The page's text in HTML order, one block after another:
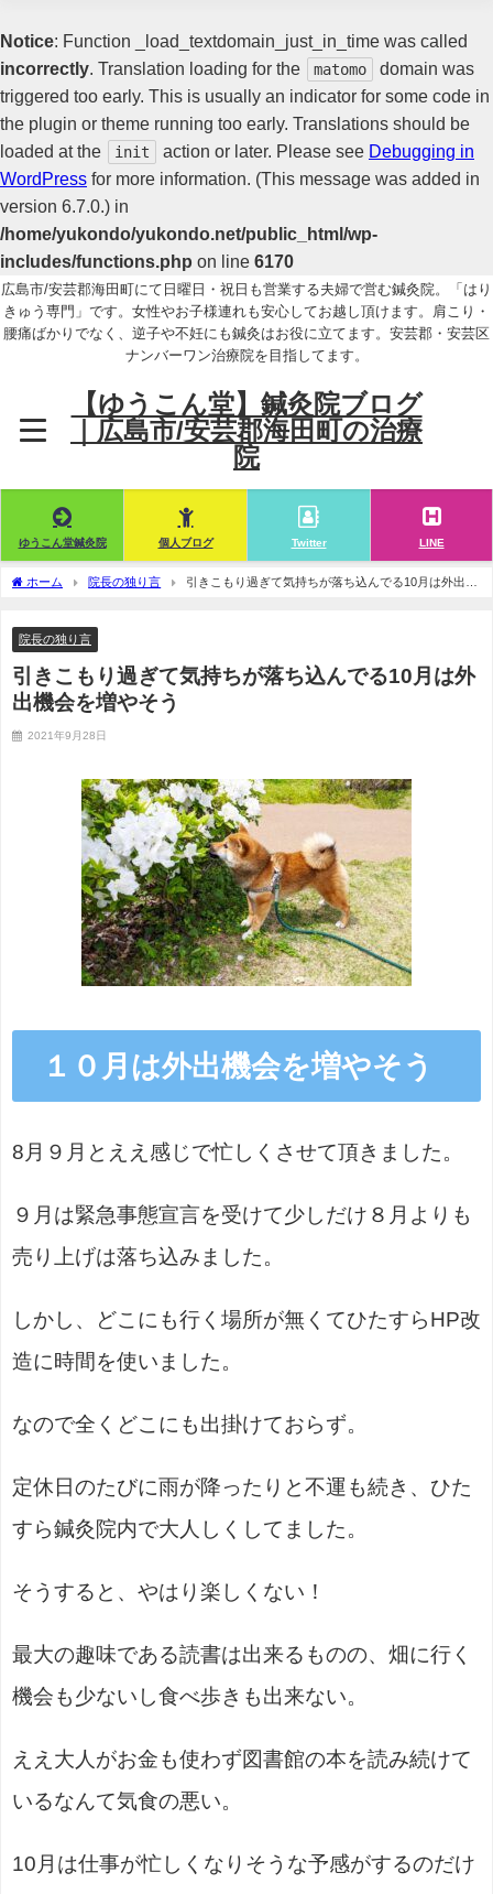
Notice: Function _load_textdomain_just_in_time was called
incorrectly . Translation loading for the matomo
domain was
triggered too early. This is usually an indicator for some code in
the plugin or theme running too early. Translations should be
loaded at the
init action or later. Please see Debugging in
WordPress for more information. (This message was added in
version 6.7.0.) in
/home/yukondo/yukondo.net/public_html/wp-
includes/functions.php on line 6170
広島市/安芸郡海田町にて日曜日・祝日も営業する夫婦で営む鍼灸院。「はり
きゅう専門」です。女性やお子様連れも安心してお越し頂けます。肩こり・
腰痛ばかりでなく、逆子や不妊にも鍼灸はお役に立てます。安芸郡・安芸区
ナンバーワン治療院を目指してます。
【ゆうこん堂】鍼灸院ブログ
｜広島市/安芸郡海田町の治療
院
ゆうこん堂鍼灸院 個人ブログ Twitter LINE
ホーム 院長の独り言
引きこもり過ぎて気持ちが落ち込んでる10月は外出機
院長の独り言
引きこもり過ぎて気持ちが落ち込んでる10月は外
出機会を増やそう
2021年9月28日
１０月は外出機会を増やそう
8月９月とええ感じで忙しくさせて頂きました。
９月は緊急事態宣言を受けて少しだけ８月よりも
売り上げは落ち込みました。
しかし、どこにも行く場所が無くてひたすらHP改
造に時間を使いました。
なので全くどこにも出掛けておらず。
定休日のたびに雨が降ったりと不運も続き、ひた
すら鍼灸院内で大人しくしてました。
そうすると、やはり楽しくない！
最大の趣味である読書は出来るものの、畑に行く
機会も少ないし食べ歩きも出来ない。
ええ大人がお金も使わず図書館の本を読み続けて
いるなんて気食の悪い。
10月は仕事が忙しくなりそうな予感がするのだけ